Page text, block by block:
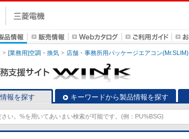
[業務用]空調・換気 店舗・事務所用パッケージエアコン(Mr.SLIM)
報を探す キーワードから製品情報を探す